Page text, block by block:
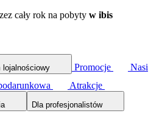
cały rok na pobyty w ibis
lojalnościowy Promocje
Nasi
Atrakcje
Dla profesjonalistów